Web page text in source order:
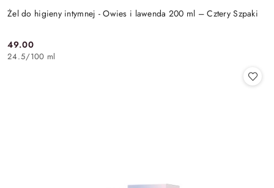
Żel do higieny intymnej - Owies i lawenda 200 ml – Cztery Szpaki
Cena:
49.00
24.5/100 ml